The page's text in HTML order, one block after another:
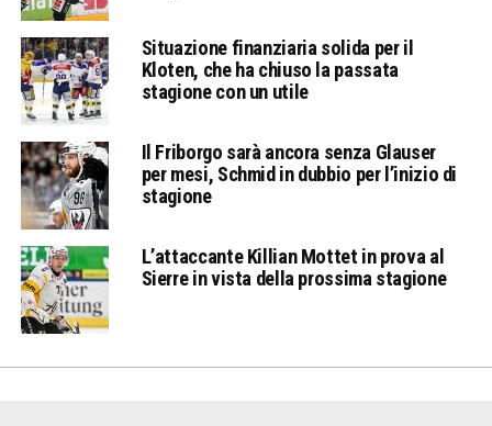
Situazione finanziaria solida per il
Kloten, che ha chiuso la passata
stagione con un utile
Il Friborgo sarà ancora senza Glauser
per mesi, Schmid in dubbio per l’inizio di
stagione
L’attaccante Killian Mottet in prova al
Sierre in vista della prossima stagione